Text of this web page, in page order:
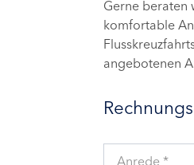
Gerne beraten
komfortable
angebotenen
Anrede *